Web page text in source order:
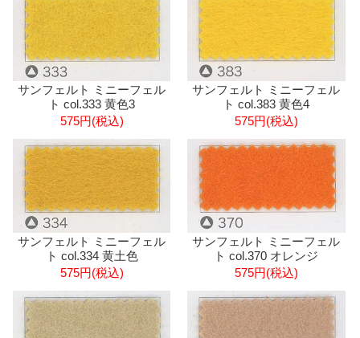
サンフェルト ミニーフェル
ト col.333 黄色3
575円(税込)
サンフェルト ミニーフェル
ト col.383 黄色4
575円(税込)
サンフェルト ミニーフェル
ト col.334 黄土色
575円(税込)
サンフェルト ミニーフェル
ト col.370 オレンジ
575円(税込)